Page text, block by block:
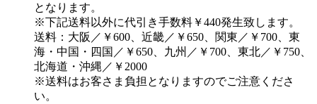
となります。
※下記送料以外に代引き手数料￥440発生致します。
送料：大阪／￥600、近畿／￥650、関東／￥700、東
海・中国・四国／￥650、九州／￥700、東北／￥750、
北海道・沖縄／￥2000
※送料はお客さま負担となりますのでご注意くださ
い。